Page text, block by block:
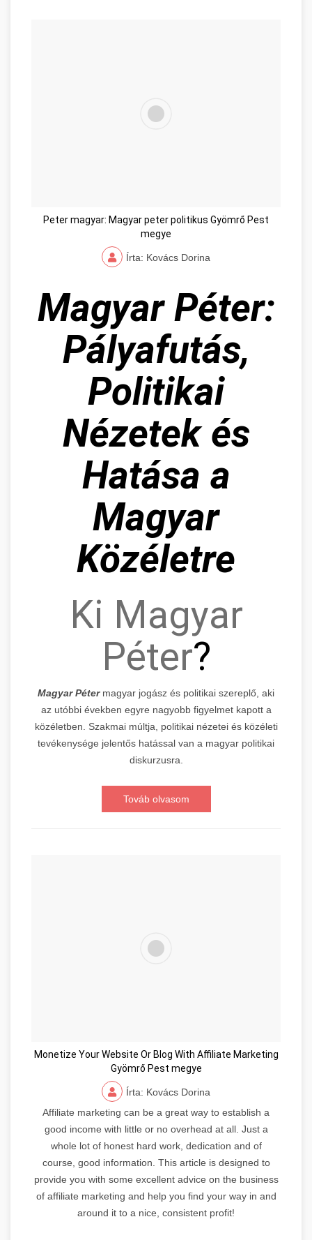
Peter magyar: Magyar peter politikus Gyömrő Pest
megye
Írta: Kovács Dorina
Magyar Péter:
Pályafutás,
Politikai
Nézetek és
Hatása a
Magyar
Közéletre
Ki Magyar
Péter?
Magyar Pétermagyar jogász és politikai szereplő, aki
az utóbbi években egyre nagyobb figyelmet kapott a
közéletben. Szakmai múltja, politikai nézetei és közéleti
tevékenysége jelentős hatással van a magyar politikai
diskurzusra.
Továb olvasom
Monetize Your Website Or Blog With Affiliate Marketing
Gyömrő Pest megye
Írta: Kovács Dorina
Affiliate marketing can be a great way to establish a
good income with little or no overhead at all. Just a
whole lot of honest hard work, dedication and of
course, good information. This article is designed to
provide you with some excellent advice on the business
of affiliate marketing and help you find your way in and
around it to a nice, consistent profit!